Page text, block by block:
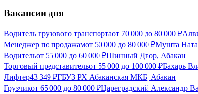
Вакансии дня
Водитель грузового транспортаот 70 000 до 80 000 ₽
Менеджер по продажамот 50 000 до 80 000 ₽Мушта
Водительот 55 000 до 60 000 ₽Шинный Двор, Абакан
Торговый представительот 55 000 до 100 000 ₽Бахарь
Лифтер43 349 ₽ГБУЗ РХ Абаканская МКБ, Абакан
Грузчикот 65 000 до 80 000 ₽Цареградский Александр